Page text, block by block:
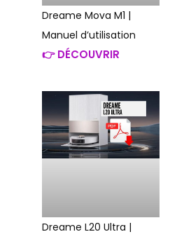
Dreame Mova M1 |
Manuel d’utilisation
👉 DÉCOUVRIR
Dreame L20 Ultra |